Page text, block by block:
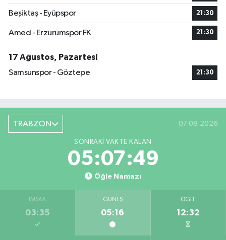
Beşiktaş - Eyüpspor 21:30
Amed - Erzurumspor FK 21:30
17 Ağustos, Pazartesi
Samsunspor - Göztepe
21:30
TRABZON 07.08.2026
SONRAKI VAKTE KALAN
05:07:48
Öğle Namazı
İMSAK
03:35
GÜNEŞ
05:16
ÖĞLE
12:32